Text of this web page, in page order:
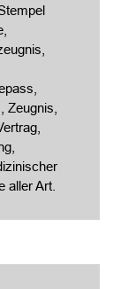
Zeugnis,
aller Art.